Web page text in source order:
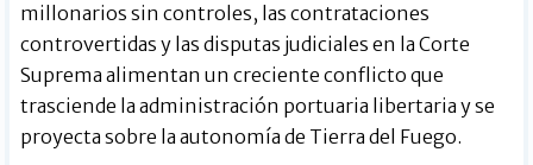
millonarios sin controles, las contrataciones
controvertidas y las disputas judiciales en la Corte
Suprema alimentan un creciente conflicto que
trasciende la administración portuaria libertaria y se
proyecta sobre la autonomía de Tierra del Fuego.